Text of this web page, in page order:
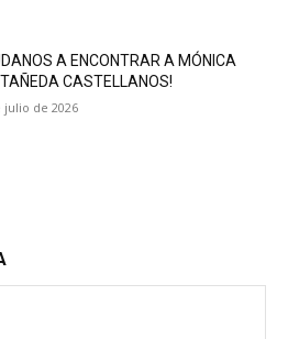
A ENCONTRAR A MÓNICA
CASTELLANOS!
julio de 2026